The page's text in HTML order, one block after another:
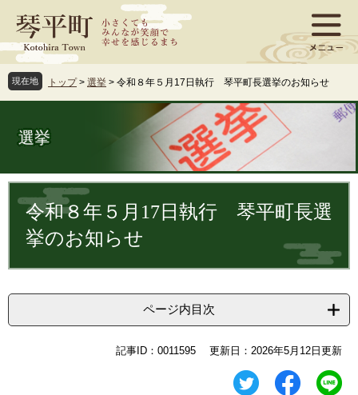
ジ
先
頭
ュ
を
飛
文
現在地 トップ > 選挙 > 令和８年５月17日執行 琴平町長選挙のお知らせ
選挙
文 令和８年５月17日執行 琴平町長選
挙のお知らせ
ページ内目次
記事ID：0011595 更新日：2026年5月12日更新